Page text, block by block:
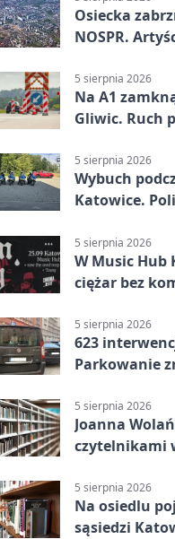
Osiecka
NOSPR.
5 sierpnia 2026
Na A1
Gliwic. Ruch
5 sierpnia 2026
Wybuch
Katowice.
5 sierpnia 2026
W Music Hub
ciężar bez
5 sierpnia 2026
623
Parkowanie
5 sierpnia 2026
Joanna
czytelnikami
5 sierpnia 2026
Na osiedlu
sąsiedzi